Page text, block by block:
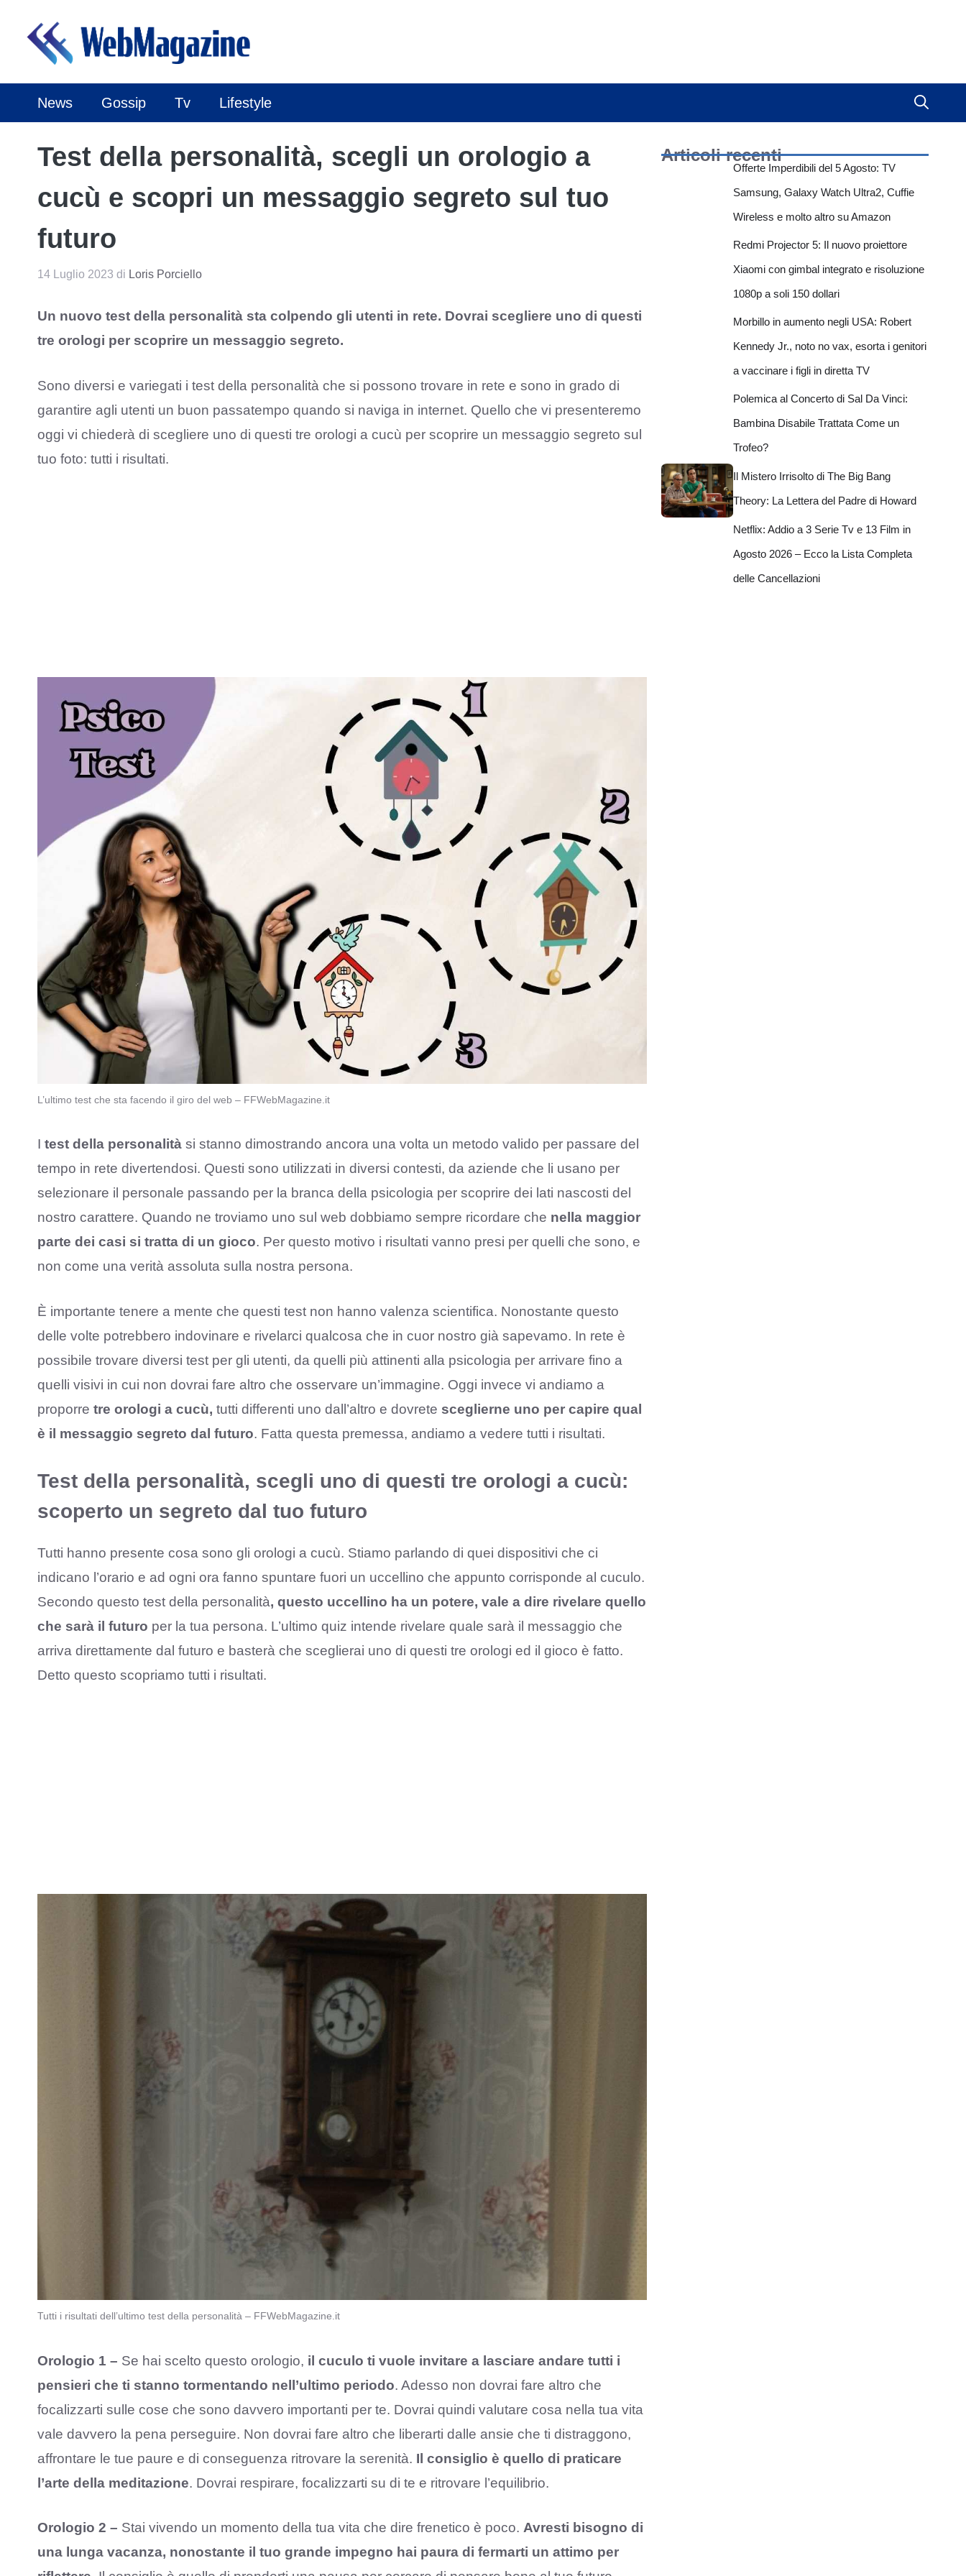
contenuto
News Gossip Tv Lifestyle
Test della personalità, scegli un orologio a
cucù e scopri un messaggio segreto sul tuo
futuro
14 Luglio 2023 di Loris Porciello
Un nuovo test della personalità sta colpendo gli utenti in rete. Dovrai scegliere uno di questi
tre orologi per scoprire un messaggio segreto.
Sono diversi e variegati i test della personalità che si possono trovare in rete e sono in grado di
garantire agli utenti un buon passatempo quando si naviga in internet. Quello che vi presenteremo
oggi vi chiederà di scegliere uno di questi tre orologi a cucù per scoprire un messaggio segreto sul
tuo foto: tutti i risultati.
L’ultimo test che sta facendo il giro del web – FFWebMagazine.it
I test della personalità si stanno dimostrando ancora una volta un metodo valido per passare del
tempo in rete divertendosi. Questi sono utilizzati in diversi contesti, da aziende che li usano per
selezionare il personale passando per la branca della psicologia per scoprire dei lati nascosti del
nostro carattere. Quando ne troviamo uno sul web dobbiamo sempre ricordare che nella maggior
parte dei casi si tratta di un gioco. Per questo motivo i risultati vanno presi per quelli che sono, e
non come una verità assoluta sulla nostra persona.
È importante tenere a mente che questi test non hanno valenza scientifica. Nonostante questo
delle volte potrebbero indovinare e rivelarci qualcosa che in cuor nostro già sapevamo. In rete è
possibile trovare diversi test per gli utenti, da quelli più attinenti alla psicologia per arrivare fino a
quelli visivi in cui non dovrai fare altro che osservare un’immagine. Oggi invece vi andiamo a
proporre tre orologi a cucù, tutti differenti uno dall’altro e dovrete sceglierne uno per capire qual
è il messaggio segreto dal futuro. Fatta questa premessa, andiamo a vedere tutti i risultati.
Test della personalità, scegli uno di questi tre orologi a cucù:
scoperto un segreto dal tuo futuro
Tutti hanno presente cosa sono gli orologi a cucù. Stiamo parlando di quei dispositivi che ci
indicano l’orario e ad ogni ora fanno spuntare fuori un uccellino che appunto corrisponde al cuculo.
Secondo questo test della personalità, questo uccellino ha un potere, vale a dire rivelare quello
che sarà il futuro per la tua persona. L’ultimo quiz intende rivelare quale sarà il messaggio che
arriva direttamente dal futuro e basterà che sceglierai uno di questi tre orologi ed il gioco è fatto.
Detto questo scopriamo tutti i risultati.
Tutti i risultati dell’ultimo test della personalità – FFWebMagazine.it
Orologio 1 – Se hai scelto questo orologio, il cuculo ti vuole invitare a lasciare andare tutti i
pensieri che ti stanno tormentando nell’ultimo periodo. Adesso non dovrai fare altro che
focalizzarti sulle cose che sono davvero importanti per te. Dovrai quindi valutare cosa nella tua vita
vale davvero la pena perseguire. Non dovrai fare altro che liberarti dalle ansie che ti distraggono,
affrontare le tue paure e di conseguenza ritrovare la serenità. Il consiglio è quello di praticare
l’arte della meditazione. Dovrai respirare, focalizzarti su di te e ritrovare l’equilibrio.
Orologio 2 – Stai vivendo un momento della tua vita che dire frenetico è poco. Avresti bisogno di
una lunga vacanza, nonostante il tuo grande impegno hai paura di fermarti un attimo per
Articoli recenti
Offerte Imperdibili del 5 Agosto: TV
Samsung, Galaxy Watch Ultra2, Cuffie
Wireless e molto altro su Amazon
Redmi Projector 5: Il nuovo proiettore
Xiaomi con gimbal integrato e risoluzione
1080p a soli 150 dollari
Morbillo in aumento negli USA: Robert
Kennedy Jr., noto no vax, esorta i genitori
a vaccinare i figli in diretta TV
Polemica al Concerto di Sal Da Vinci:
Bambina Disabile Trattata Come un
Trofeo?
Il Mistero Irrisolto di The Big Bang
Theory: La Lettera del Padre di Howard
Netflix: Addio a 3 Serie Tv e 13 Film in
Agosto 2026 – Ecco la Lista Completa
delle Cancellazioni